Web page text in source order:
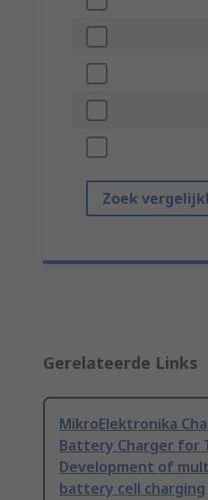
Zoek
Gerelateerde Links
MikroElektronika
Battery Charger for
Development of
battery cell charging